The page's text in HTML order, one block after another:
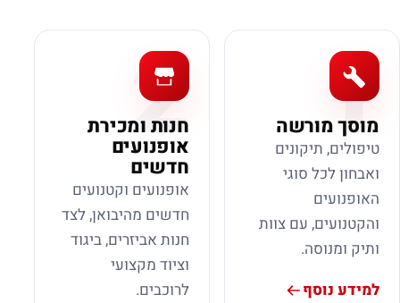
1
מוסך מורשה
טיפולים, תיקונים
ואבחון לכל סוגי
האופנועים
והקטנועים, עם צוות
ותיק ומנוסה.
למידע נוסף
2
חנות ומכירת
אופנועים
חדשים
אופנועים וקטנועים
חדשים מהיבואן, לצד
חנות אביזרים, ביגוד
וציוד מקצועי
לרוכבים.